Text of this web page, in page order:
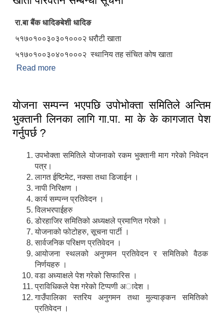
रा.बा बैंक धादिङबेशी धादिङ
५१७०१००३०३०१०००२ धरौटी खाता
५१७०१००३०४०१०००२ स्थानिय तह संचित कोष खाता
Read more
योजना सम्पन्न भएपछि उपोभोक्ता समितिले अन्तिम
भुक्तानी लिनका लागि गा.पा. मा के के कागजात पेश
गर्नुपर्छ ?
उपभोक्ता समितिले योजनाको रकम भुक्तानी माग गरेको निवेदन
पत्र।
लागत ईष्टिमेट, नक्सा तथा डिजाईन ।
नापी निरिक्षण ।
कार्य सम्पन्न प्रतिवेदन ।
विलभरपाईहरु
डोरहाजिर समितिको अध्यक्षले प्रमाणित गरेको ।
योजनाको फोटोहरु, सूचना पार्टी ।
सार्वजनिक परिक्षण प्रतिवेदन ।
आयोजना स्थलको अनुगमन प्रतिवेदन र समितिको वैठक
निर्णयहरु ।
वडा अध्याक्षले पेश गरेको सिफारिस ।
प्राविधिकले पेश गरेको टिप्पणी अादेश ।
गाउँपालिका स्तरिय अनुगमन तथा मुल्याङ्कन समितिको
प्रतिवेदन ।